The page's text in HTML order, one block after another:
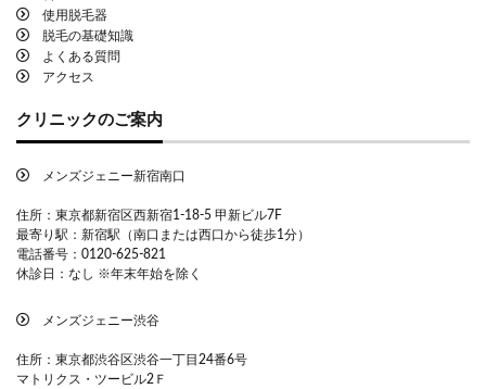
使用脱毛器
脱毛の基礎知識
よくある質問
アクセス
クリニックのご案内
メンズジェニー新宿南口
住所：東京都新宿区西新宿1-18-5 甲新ビル7F
最寄り駅：新宿駅（南口または西口から徒歩1分）
電話番号： 0120-625-821
休診日：なし ※年末年始を除く
メンズジェニー渋谷
住所：東京都渋谷区渋谷一丁目24番6号
マトリクス・ツービル2Ｆ